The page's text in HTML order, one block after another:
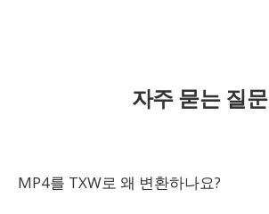
자주 묻는 질문
MP4를 TXW로 왜 변환하나요?